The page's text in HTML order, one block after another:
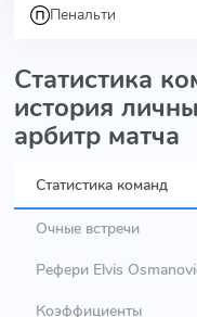
Пенальти
Статистика
история
арбитр матча
Статистика команд
Очные встречи
Рефери Elvis
Коэффициенты